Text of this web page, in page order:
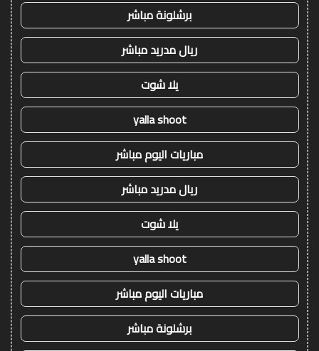
برشلونة مباشر
ريال مدريد مباشر
يلا شوت
yalla shoot
مباريات اليوم مباشر
ريال مدريد مباشر
يلا شوت
yalla shoot
مباريات اليوم مباشر
برشلونة مباشر